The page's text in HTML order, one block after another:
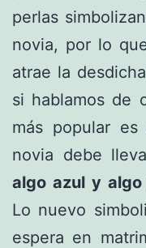
perlas
novia, por lo
atrae la
si hablamos de
más popular
novia debe
algo azul y
Lo nuevo
espera en